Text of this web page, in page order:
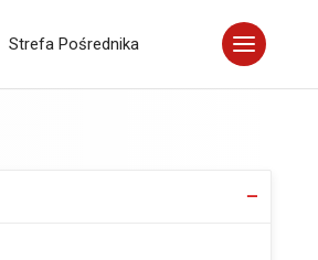
Strefa Pośrednika